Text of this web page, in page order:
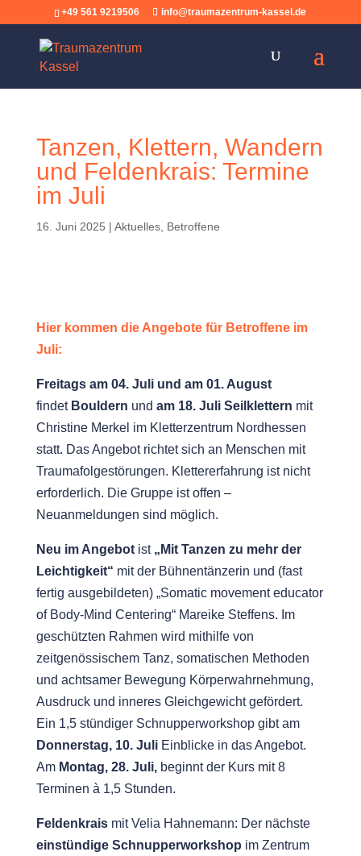
+49 561 9219506 info@traumazentrum-kassel.de
Tanzen, Klettern, Wandern
und Feldenkrais: Termine
im Juli
16. Juni 2025 | Aktuelles, Betroffene
Hier kommen die Angebote für Betroffene im
Juli:
Freitags am 04. Juli und am 01. August
findet Bouldern und am 18. Juli Seilklettern mit
Christine Merkel im Kletterzentrum Nordhessen
statt. Das Angebot richtet sich an Menschen mit
Traumafolgestörungen. Klettererfahrung ist nicht
erforderlich. Die Gruppe ist offen –
Neuanmeldungen sind möglich.
Neu im Angebotist „Mit Tanzen zu mehr der
Leichtigkeit“ mit der Bühnentänzerin und (fast
fertig ausgebildeten) „Somatic movement educator
of Body-Mind Centering“ Mareike Steffens. Im
geschützten Rahmen wird mithilfe von
zeitgenössischem Tanz, somatischen Methoden
und achtsamer Bewegung Körperwahrnehmung,
Ausdruck und inneres Gleichgewicht gefördert.
Ein 1,5 stündiger Schnupperworkshop gibt am
Donnerstag, 10. JuliEinblicke in das Angebot.
AmMontag, 28. Juli, beginnt der Kurs mit 8
Terminen à 1,5 Stunden.
Feldenkraismit Velia Hahnemann: Der nächste
einstündige Schnupperworkshop im Zentrum